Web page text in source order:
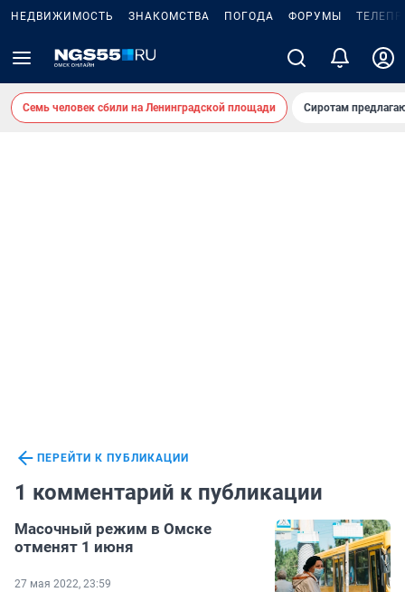
НЕДВИЖИМОСТЬ ЗНАКОМСТВА ПОГОДА ФОРУМЫ
Семь человек сбили на Ленинградской площади Сиротам
ПЕРЕЙТИ К ПУБЛИКАЦИИ
1 комментарий к публикации
Масочный режим в Омске
отменят 1 июня
27 мая 2022, 23:59